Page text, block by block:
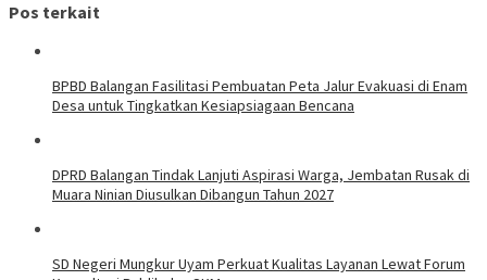
Pos terkait
BPBD Balangan Fasilitasi Pembuatan Peta Jalur Evakuasi di Enam
Desa untuk Tingkatkan Kesiapsiagaan Bencana
DPRD Balangan Tindak Lanjuti Aspirasi Warga, Jembatan Rusak di
Muara Ninian Diusulkan Dibangun Tahun 2027
SD Negeri Mungkur Uyam Perkuat Kualitas Layanan Lewat Forum